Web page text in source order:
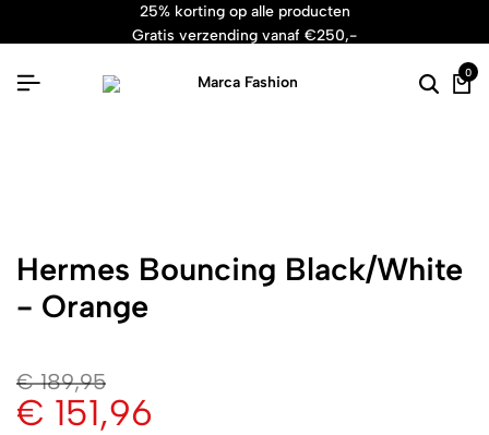
25% korting op alle producten
gratis verzending vanaf €250,-
0
Hermes Bouncing Black/White
- Orange
€189,95
€ 151,96